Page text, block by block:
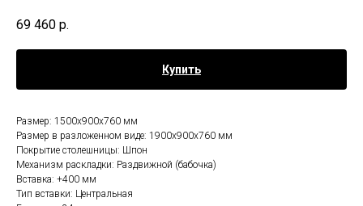
69 460 р.
Купить
Размер: 1500х900х760 мм
Размер в разложенном виде: 1900х900х760 мм
Покрытие столешницы: Шпон
Механизм раскладки: Раздвижной (бабочка)
Вставка: +400 мм
Тип вставки: Центральная